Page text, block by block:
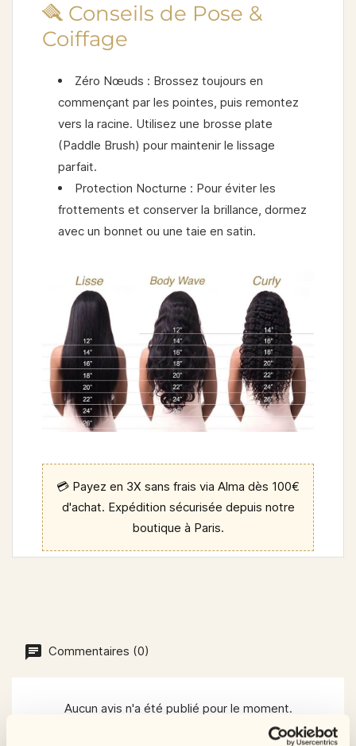
🪮 Conseils de Pose &
Coiffage
Zéro Nœuds : Brossez toujours en
commençant par les pointes, puis remontez
vers la racine. Utilisez une brosse plate
(Paddle Brush) pour maintenir le lissage
parfait.
Protection Nocturne : Pour éviter les
frottements et conserver la brillance, dormez
avec un bonnet ou une taie en satin.
💳 Payez en 3X sans frais via Alma dès 100€
d'achat. Expédition sécurisée depuis notre
boutique à Paris.
Commentaires (0)
Aucun avis n'a été publié pour le moment.